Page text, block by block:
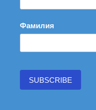
Фамилия
SUBSCRIBE